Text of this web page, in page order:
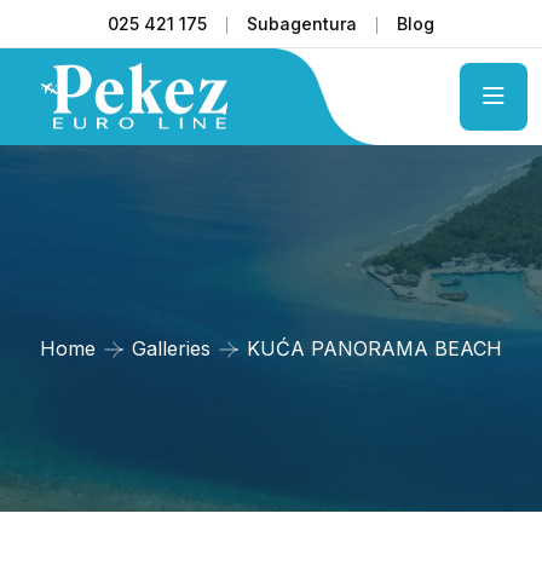
025 421 175 Subagentura Blog
Home Galleries KUĆA PANORAMA BEACH